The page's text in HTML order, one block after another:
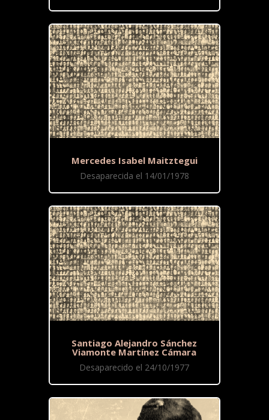
Mercedes Isabel Maitztegui
Desaparecida el 14/01/1978
Santiago Alejandro Sánchez
Viamonte Martínez Cámara
Desaparecido el 24/10/1977